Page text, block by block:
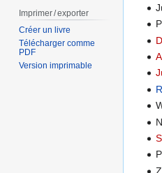
Imprimer / exporter
Créer un livre
Télécharger comme
PDF
Version imprimable